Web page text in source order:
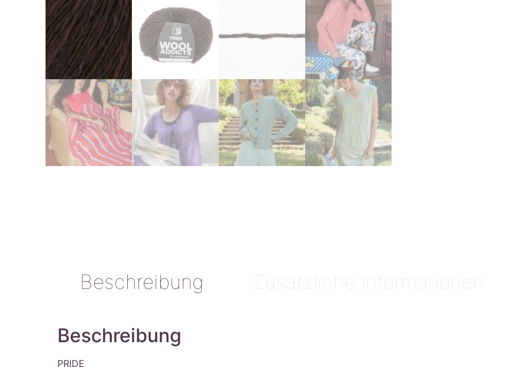
Beschreibung Zusätzliche Informationen
Beschreibung
PRIDE